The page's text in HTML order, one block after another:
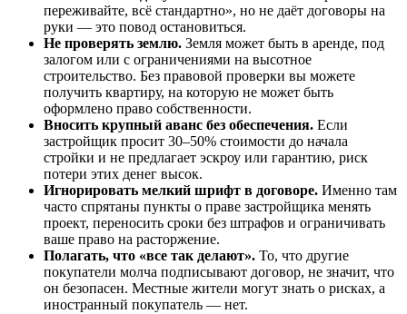
переживайте, всё стандартно», но не даёт договоры на
руки — это повод остановиться.
Не проверять землю. Земля может быть в аренде, под
залогом или с ограничениями на высотное
строительство. Без правовой проверки вы можете
получить квартиру, на которую не может быть
оформлено право собственности.
Вносить крупный аванс без обеспечения. Если
застройщик просит 30–50% стоимости до начала
стройки и не предлагает эскроу или гарантию, риск
потери этих денег высок.
Игнорировать мелкий шрифт в договоре. Именно там
часто спрятаны пункты о праве застройщика менять
проект, переносить сроки без штрафов и ограничивать
ваше право на расторжение.
Полагать, что «все так делают». То, что другие
покупатели молча подписывают договор, не значит, что
он безопасен. Местные жители могут знать о рисках, а
иностранный покупатель — нет.